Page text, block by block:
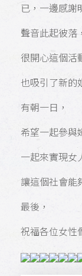
已，一邊感謝
聲音此起彼落
很開心這個活
也吸引了新的
有朝一日，
希望一起參與
一起來實現女
讓這個社會能
最後，
祝福各位女性